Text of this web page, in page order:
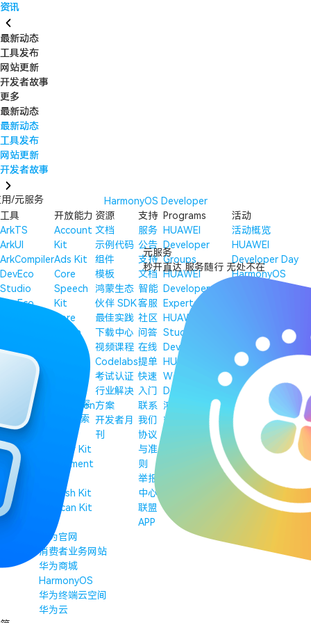
探
索
/元服务
元服务
秒开直达 服务随行 无处不在
资讯
最新动态
工具发布
网站更新
开发者故事
更多
最新动态
最新动态
工具发布
网站更新
开发者故事
资讯
最新动态
工具发布
网站更新
开发者故事
更多
最新动态
最新动态
工具发布
网站更新
开发者故事
HarmonyOS Developer
工具
ArkTS
ArkUI
ArkCompiler
DevEco
Studio
DevEco
Device Tool
DevEco
仓颉体验版
HarmonyOS
Symbol
开放能力
Account
Kit
Ads Kit
Core
Speech
Kit
Core
Vision
Location
View Kit
Payment
Push Kit
Scan Kit
资源
文档
示例代码
组件
模板
鸿蒙生态
伙伴 SDK
最佳实践
下载中心
视频课程
Codelabs
考试认证
行业解决
方案
开发者月
刊
支持
服务
公告
支持
文档
智能
客服
社区
问答
在线
提单
快速
入门
联系
我们
协议
与准
则
举报
中心
联盟
APP
Programs
HUAWEI
Developer
Groups
HUAWEI
Developer
Experts
HUAWEI
Student
Developers
HUAWEI
Women
Developers
鸿蒙极客
耀星计划
活动
活动概览
HUAWEI
Developer Day
HarmonyOS
华为开发者大会
（HDC）
鸿蒙应用开发者激
励计划 2026
鸿蒙高校创新赛
华为官网
消费者业务网站
华为商城
HarmonyOS
华为终端云空间
华为云